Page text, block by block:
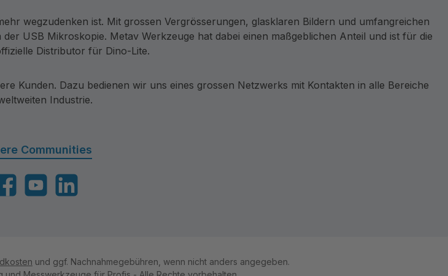
wegzudenken ist. Mit grossen Vergrösserungen, glasklaren Bildern und umfangreichen
USB Mikroskopie. Metav Werkzeuge hat dabei einen maßgeblichen Anteil und ist für die
Distributor für Dino-Lite.
Kunden. Dazu bedienen wir uns eines grossen Netzwerks mit Kontakten in alle Bereiche
Industrie.
Communities
YouTubeLinkedIn
und ggf. Nachnahmegebühren, wenn nicht anders angegeben.